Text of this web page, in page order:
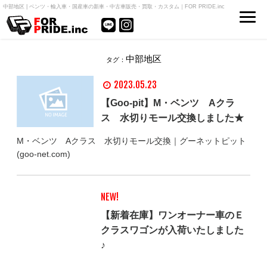
中部地区 | ベンツ・輸入車・国産車の新車・中古車販売・買取・カスタム｜FOR PRIDE.inc
タグ： 中部地区
2023.05.23
【Goo-pit】M・ベンツ Aクラ
ス 水切りモール交換しました★
M・ベンツ Aクラス 水切りモール交換｜グーネットピット
(goo-net.com)
NEW!
【新着在庫】ワンオーナー車のＥ
クラスワゴンが入荷いたしました
♪